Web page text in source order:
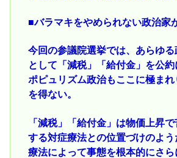
■バラマキをやめられない政治家
今回の参議院選挙では、あらゆ
として「減税」「給付金」を公約
ポピュリズム政治もここに極ま
を得ない。
「減税」「給付金」は物価上昇
する対症療法との位置づけのよ
療法によって事態を根本的にさら